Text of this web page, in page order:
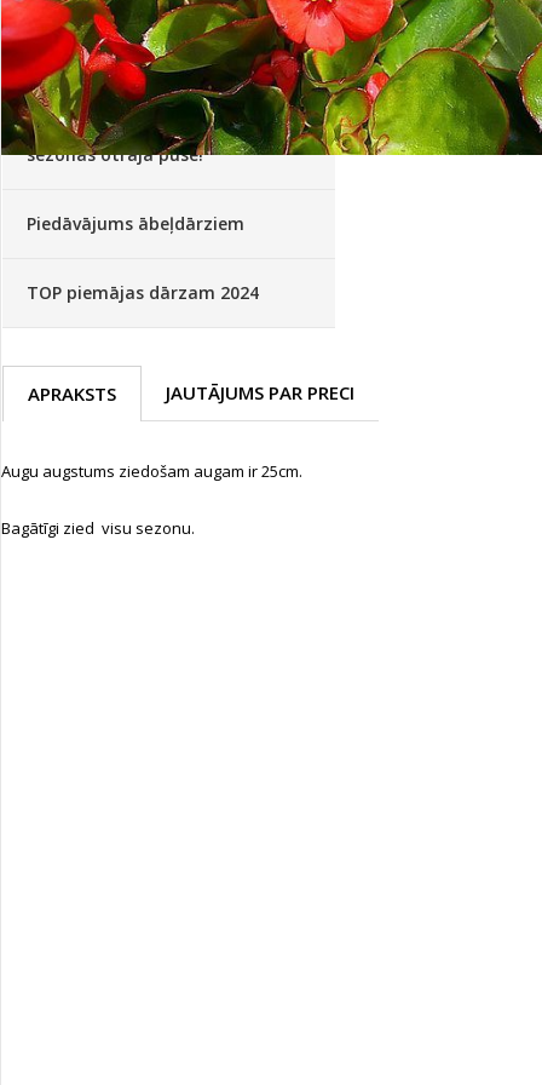
Palīglīdzekļi augu audzēšanai(72)
Klientu Diena
Novatec - izcils mēslošanai arī
sezonas otrajā pusē!
Piedāvājums ābeļdārziem
TOP piemājas dārzam 2024
APRAKSTS JAUTĀJUMS PAR PRECI
Augu augstums ziedošam augam ir 25cm.
Bagātīgi zied visu sezonu.